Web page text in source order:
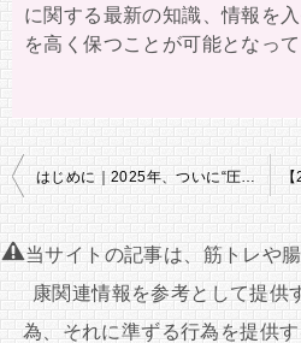
に関する最新の知識、情報を
を高く保つことが可能となって
投
ナ
ゲ
はじめに｜2025年、ついに“圧”で痩せる時代へ
当サイトの記事は、筋トレや
康関連情報を参考として提供
為、それに準ずる行為を提供